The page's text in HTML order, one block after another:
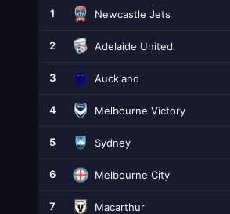
1 Newcastle Jets
2 Adelaide United
3 Auckland
4 Melbourne Victory
5 Sydney
6 Melbourne City
7 Macarthur